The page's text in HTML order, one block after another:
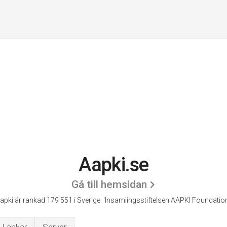
Aapki.se
Gå till hemsidan
är rankad 179 551 i Sverige. 'Insamlingsstiftelsen AAPKI